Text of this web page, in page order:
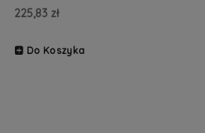
225,83 zł
Do Koszyka